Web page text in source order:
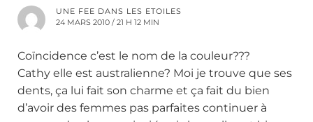
UNE FEE DANS LES ETOILES
24 MARS 2010 / 21 H 12 MIN
Coïncidence c’est le nom de la couleur???
Cathy elle est australienne? Moi je trouve que ses
dents, ça lui fait son charme et ça fait du bien
d’avoir des femmes pas parfaites continuer à